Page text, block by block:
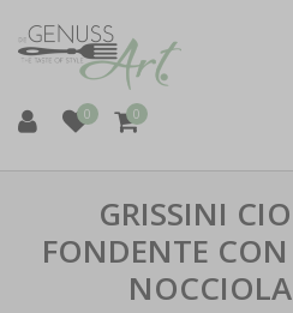
0 0
GRISSINI
FONDENTE